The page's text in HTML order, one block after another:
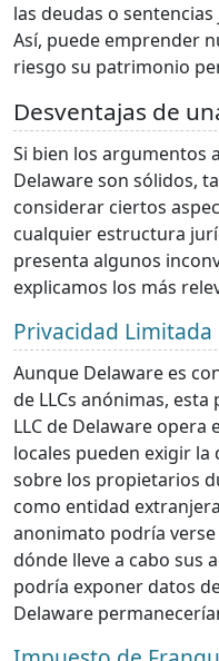
las deudas o
Así, puede emprender
riesgo su patrimonio
Desventajas de
Si bien los argumentos
Delaware son sólidos,
considerar ciertos
cualquier estructura
presenta algunos
explicamos los más
Privacidad Limitada
Aunque Delaware es
de LLCs anónimas,
LLC de Delaware opera
locales pueden exigir
sobre los propietarios
como entidad
anonimato podría
dónde lleve a cabo sus
podría exponer datos
Delaware